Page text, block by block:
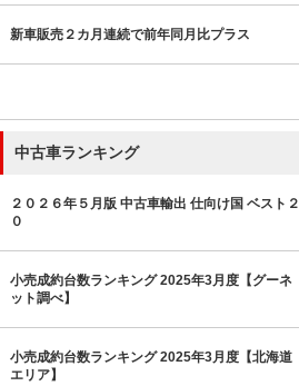
新車販売２カ月連続で前年同月比プラス
中古車ランキング
２０２６年５月版 中古車輸出 仕向け国 ベスト２
０
小売成約台数ランキング 2025年3月度【グーネ
ット調べ】
小売成約台数ランキング 2025年3月度【北海道
エリア】